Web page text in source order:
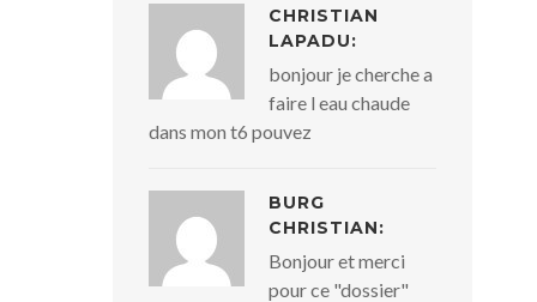
CHRISTIAN
LAPADU:
bonjour je cherche a
faire l eau chaude
dans mon t6 pouvez
BURG
CHRISTIAN:
Bonjour et merci
pour ce "dossier"